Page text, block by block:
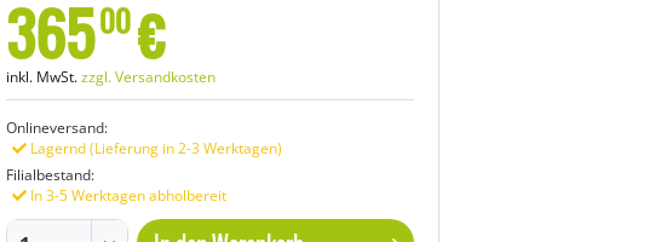
36500€
inkl. MwSt.zzgl. Versandkosten
Onlineversand:
Lagernd (Lieferung in 2-3 Werktagen)
Filialbestand:
In 3-5 Werktagen abholbereit